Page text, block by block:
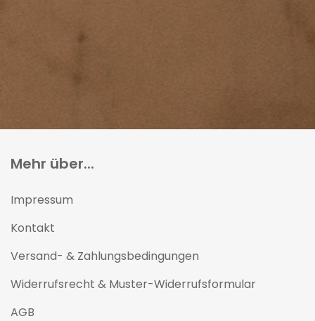
Mehr über...
Impressum
Kontakt
Versand- & Zahlungsbedingungen
Widerrufsrecht & Muster-Widerrufsformular
AGB